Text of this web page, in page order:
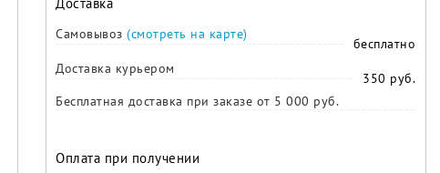
Самовывоз (смотреть на карте)
бесплатно
Доставка курьером
350 руб.
Бесплатная доставка при заказе от 5 000 руб.
Оплата при получении